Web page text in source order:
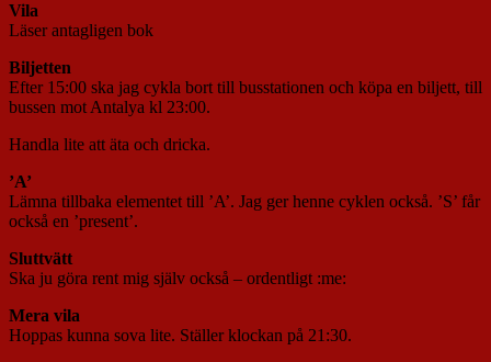
Vila
Läser antagligen bok
Biljetten
Efter 15:00 ska jag cykla bort till busstationen och köpa en biljett, till
bussen mot Antalya kl 23:00.
Handla lite att äta och dricka.
’A’
Lämna tillbaka elementet till ’A’. Jag ger henne cyklen också. ’S’ får
också en ’present’.
Sluttvätt
Ska ju göra rent mig själv också – ordentligt :me:
Mera vila
Hoppas kunna sova lite. Ställer klockan på 21:30.